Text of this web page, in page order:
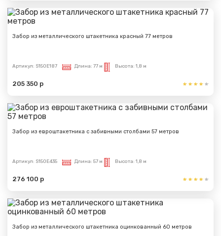
Забор из металлического штакетника красный 77 метров
Артикул: S150E187 Длина: 77 м Высота: 1,8 м
205 350 р
Забор из евроштакетника с забивными столбами 57 метров
Артикул: S150E435 Длина: 57 м Высота: 1,8 м
276 100 р
Забор из металлического штакетника оцинкованный 60 метров